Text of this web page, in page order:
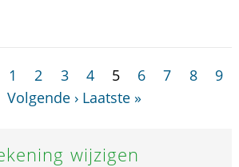
1 2 3 4 5 6 7 8
9
Volgende › Laatste »
wijzigen